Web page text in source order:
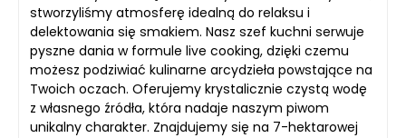
stworzyliśmy atmosferę idealną do relaksu i
delektowania się smakiem. Nasz szef kuchni serwuje
pyszne dania w formule live cooking, dzięki czemu
możesz podziwiać kulinarne arcydzieła powstające na
Twoich oczach. Oferujemy krystalicznie czystą wodę
z własnego źródła, która nadaje naszym piwom
unikalny charakter. Znajdujemy się na 7-hektarowej